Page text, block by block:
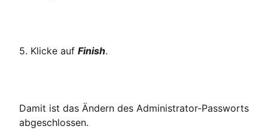
5. Klicke auf Finish.
Damit ist das Ändern des Administrator-Passworts
abgeschlossen.